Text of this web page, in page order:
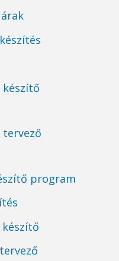
készítő
tervező
program
készítő